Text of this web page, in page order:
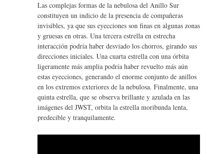
Las complejas formas de la nebulosa del Anillo Sur
constituyen un indicio de la presencia de compañeras
invisibles, ya que sus eyecciones son finas en algunas zonas
y gruesas en otras. Una tercera estrella en estrecha
interacción podría haber desviado los chorros, girando sus
direcciones iniciales. Una cuarta estrella con una órbita
ligeramente más amplia podría haber revuelto más aún
estas eyecciones, generando el enorme conjunto de anillos
en los extremos exteriores de la nebulosa. Finalmente, una
quinta estrella, que se observa brillante y azulada en las
imágenes del JWST, orbita la estrella moribunda lenta,
predecible y tranquilamente.